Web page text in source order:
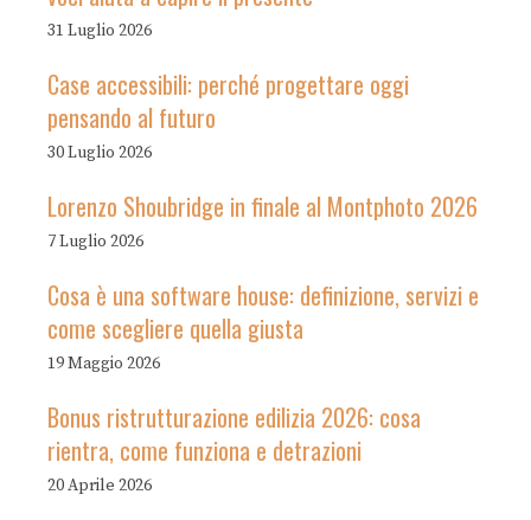
31 Luglio 2026
Case accessibili: perché progettare oggi
pensando al futuro
30 Luglio 2026
Lorenzo Shoubridge in finale al Montphoto 2026
7 Luglio 2026
Cosa è una software house: definizione, servizi e
come scegliere quella giusta
19 Maggio 2026
Bonus ristrutturazione edilizia 2026: cosa
rientra, come funziona e detrazioni
20 Aprile 2026